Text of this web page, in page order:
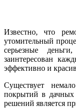
Известно, что
утомительный
серьезные
заинтересован
эффективно и
Существует
покрытий в
решений является